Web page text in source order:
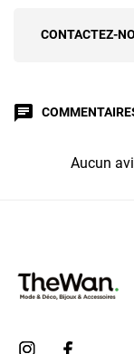
CONTACTEZ-
chat
Aucun